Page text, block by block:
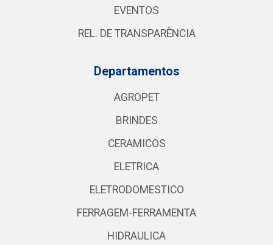
EVENTOS
REL. DE TRANSPARÊNCIA
Departamentos
AGROPET
BRINDES
CERAMICOS
ELETRICA
ELETRODOMESTICO
FERRAGEM-FERRAMENTA
HIDRAULICA